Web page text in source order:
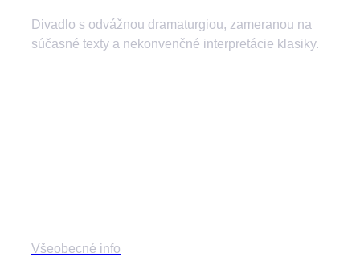
Divadlo s odvážnou dramaturgiou, zameranou na
súčasné texty a nekonvenčné interpretácie klasiky.
Všeobecné info